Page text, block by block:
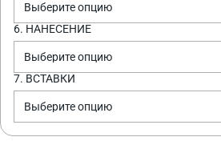
Выберите опцию
6. НАНЕСЕНИЕ
Выберите опцию
7. ВСТАВКИ
Выберите опцию